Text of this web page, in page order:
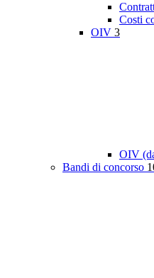
Costi
OIV 3
OIV
Bandi di concorso